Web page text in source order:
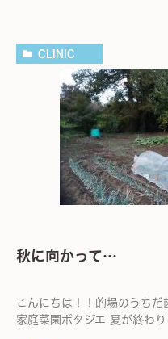
CLINIC
秋に向かって…
こんにちは！！的場のうち
家庭菜園ポタジエ 夏が終わ